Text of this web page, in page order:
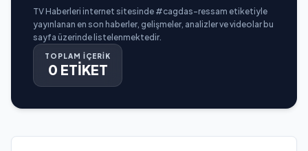
TV Haberleri internet sitesinde #cagdas-ressam etiketiyle
yayınlanan en son haberler, gelişmeler, analizler ve videolar bu
sayfa üzerinde listelenmektedir.
TOPLAM İÇERİK
0 ETİKET